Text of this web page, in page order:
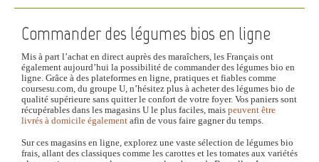
Commander des légumes bios en ligne
Mis à part l’achat en direct auprès des maraîchers, les Français ont
également aujourd’hui la possibilité de commander des légumes bio en
ligne. Grâce à des plateformes en ligne, pratiques et fiables comme
coursesu.com, du groupe U, n’hésitez plus à acheter des légumes bio de
qualité supérieure sans quitter le confort de votre foyer. Vos paniers sont
récupérables dans les magasins U le plus faciles, mais peuvent être
livrés à domicile également afin de vous faire gagner du temps.
Sur ces magasins en ligne, explorez une vaste sélection de légumes bio
frais, allant des classiques comme les carottes et les tomates aux variétés